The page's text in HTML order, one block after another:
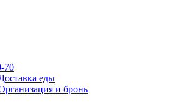
70
еды
и бронь